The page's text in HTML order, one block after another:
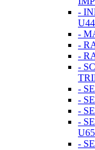
-
-
-
-
-
-
-
-
-
-